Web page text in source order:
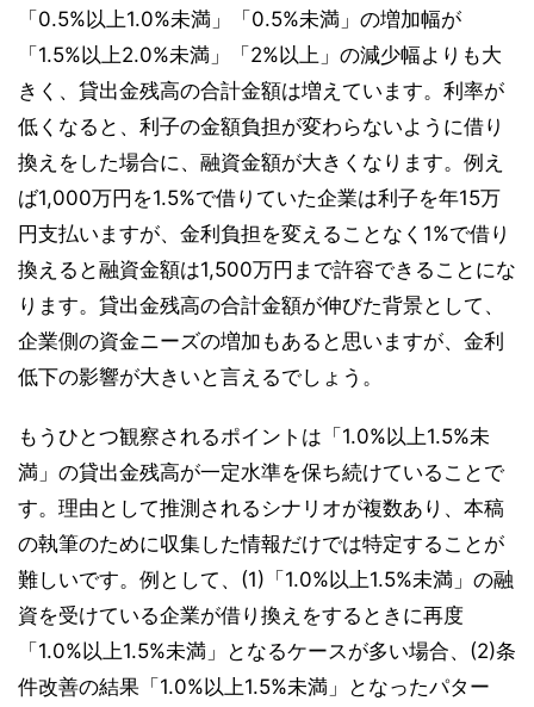
「0.5%以上1.0%未満」「0.5%未満」の増加幅が
「1.5%以上2.0%未満」「2%以上」の減少幅よりも大
きく、貸出金残高の合計金額は増えています。利率が
低くなると、利子の金額負担が変わらないように借り
換えをした場合に、融資金額が大きくなります。例え
ば1,000万円を1.5%で借りていた企業は利子を年15万
円支払いますが、金利負担を変えることなく1%で借り
換えると融資金額は1,500万円まで許容できることにな
ります。貸出金残高の合計金額が伸びた背景として、
企業側の資金ニーズの増加もあると思いますが、金利
低下の影響が大きいと言えるでしょう。
もうひとつ観察されるポイントは「1.0%以上1.5%未
満」の貸出金残高が一定水準を保ち続けていることで
す。理由として推測されるシナリオが複数あり、本稿
の執筆のために収集した情報だけでは特定することが
難しいです。例として、(1)「1.0%以上1.5%未満」の融
資を受けている企業が借り換えをするときに再度
「1.0%以上1.5%未満」となるケースが多い場合、(2)条
件改善の結果「1.0%以上1.5%未満」となったパター